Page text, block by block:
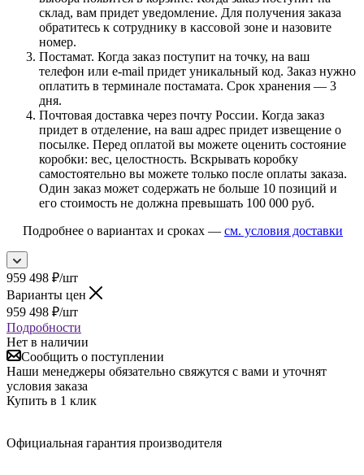
склад, вам придет уведомление. Для получения заказа
обратитесь к сотруднику в кассовой зоне и назовите
номер.
Постамат. Когда заказ поступит на точку, на ваш
телефон или e-mail придет уникальный код. Заказ нужно
оплатить в терминале постамата. Срок хранения — 3
дня.
Почтовая доставка через почту России. Когда заказ
придет в отделение, на ваш адрес придет извещение о
посылке. Перед оплатой вы можете оценить состояние
коробки: вес, целостность. Вскрывать коробку
самостоятельно вы можете только после оплаты заказа.
Один заказ может содержать не больше 10 позиций и
его стоимость не должна превышать 100 000 руб.
Подробнее о вариантах и сроках — см. условия доставки
959 498 ₽/шт
Варианты цен
959 498 ₽/шт
Подробности
Нет в наличии
Сообщить о поступлении
Наши менеджеры обязательно свяжутся с вами и уточнят
условия заказа
Купить в 1 клик
Официальная гарантия производителя